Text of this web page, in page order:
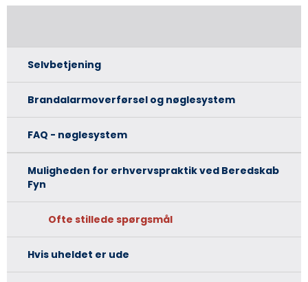
Selvbetjening
Brandalarmoverførsel og nøglesystem
FAQ - nøglesystem
Muligheden for erhvervspraktik ved Beredskab
Fyn
Ofte stillede spørgsmål
Hvis uheldet er ude